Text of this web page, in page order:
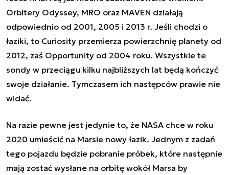
Orbitery Odyssey, MRO oraz MAVEN działają
odpowiednio od 2001, 2005 i 2013 r. Jeśli chodzi o
łaziki, to Curiosity przemierza powierzchnię planety od
2012, zaś Opportunity od 2004 roku. Wszystkie te
sondy w przeciągu kilku najbliższych lat będą kończyć
swoje działanie. Tymczasem ich następców prawie nie
widać.
Na razie pewne jest jedynie to, że NASA chce w roku
2020 umieścić na Marsie nowy łazik. Jednym z zadań
tego pojazdu będzie pobranie próbek, które następnie
mają zostać wysłane na orbitę wokół Marsa by